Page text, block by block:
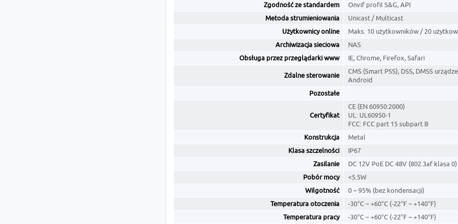
Zgodność ze standardem
Onvif profil S&G, API
Metoda strumieniowania
Unicast / Multicast
Użytkownicy online
Maks. 10 użytkowników / 20
Archiwizacja sieciowa
NAS
Obsługa przez przeglądarki www
IE, Chrome, Firefox, Safari
Zdalne sterowanie
CMS (Smart PSS), DSS, DMSS
Android
Pozostałe
Certyfikat
CE (EN 60950:2000)
UL: UL60950-1
FCC: FCC part 15 subpart B
Konstrukcja
Metal
Klasa szczelności
IP67
Zasilanie
DC 12V PoE DC 48V (802.3af klasa 0)
Pobór mocy
<5.5W
Wilgotność
0 ~ 95% (bez kondensacji)
Temperatura otoczenia
-30°C ~ +60°C (-22°F ~ +140°F)
Temperatura pracy
-30°C ~ +60°C (-22°F ~ +140°F)